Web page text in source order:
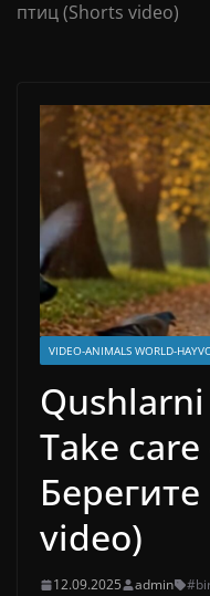
птиц (Shorts video)
VIDEO-ANIMALS WORLD-
Take
video)
12.09.2025 admin